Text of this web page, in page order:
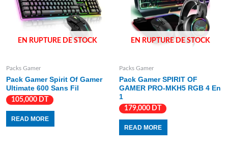
EN RUPTURE DE STOCK
Packs Gamer
Pack Gamer Spirit Of Gamer
Ultimate 600 Sans Fil
105,000 DT
READ MORE
EN RUPTURE DE STOCK
Packs Gamer
Pack Gamer SPIRIT OF
GAMER PRO-MKH5 RGB 4 En
1
179,000 DT
READ MORE